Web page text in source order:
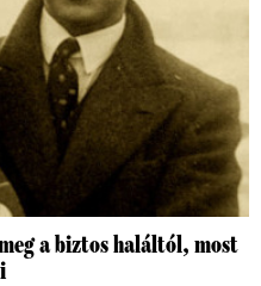
a biztos haláltól, most